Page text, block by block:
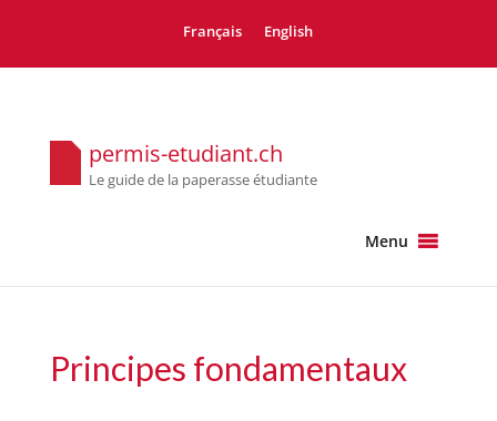
Français English
permis-etudiant.ch
Le guide de la paperasse étudiante
Menu
Principes fondamentaux